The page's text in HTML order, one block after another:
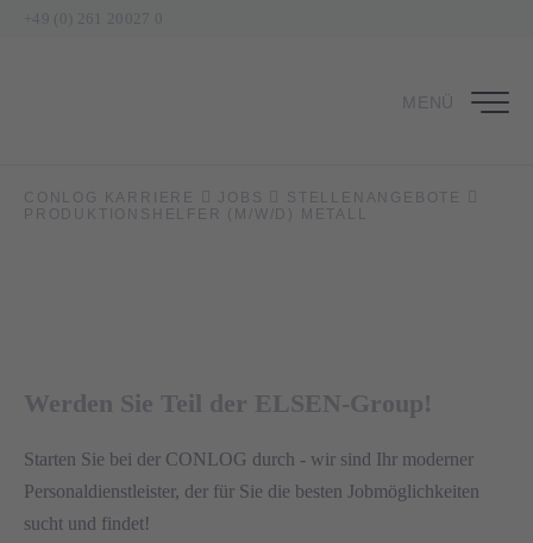
MENÜ
CONLOG KARRIERE JOBS
STELLENANGEBOTE
PRODUKTIONSHELFER (M/W/D) METALL
in Lengenfeld
Werden Sie Teil der ELSEN-Group!
Starten Sie bei der CONLOG durch - wir sind Ihr moderner
Personaldienstleister, der für Sie die besten Jobmöglichkeiten
sucht und findet!